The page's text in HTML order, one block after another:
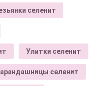
селенит
Улитки селенит
селенит